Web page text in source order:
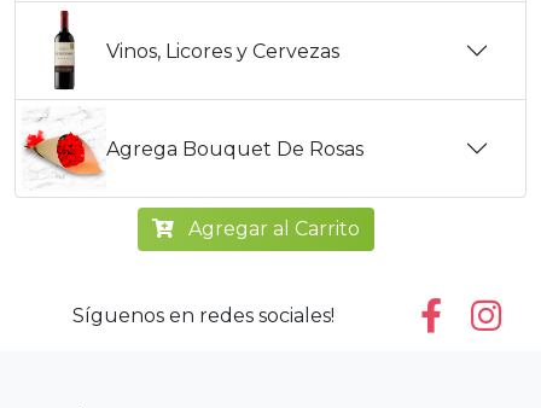
Vinos, Licores y Cervezas
Agrega Bouquet De Rosas
Agregar al Carrito
Síguenos en redes sociales!